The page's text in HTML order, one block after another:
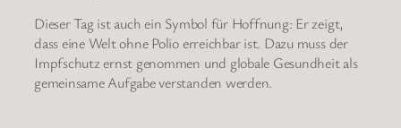
Dieser Tag ist auch ein Symbol für Hoffnung: Er zeigt,
dass eine Welt ohne Polio erreichbar ist. Dazu muss der
Impfschutz ernst genommen und globale Gesundheit als
gemeinsame Aufgabe verstanden werden.